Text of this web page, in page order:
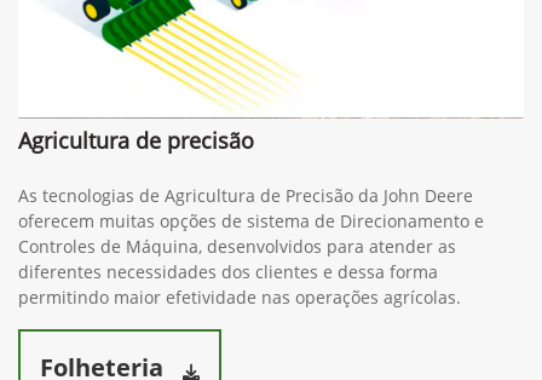
Agricultura de precisão
As tecnologias de Agricultura de Precisão da John Deere
oferecem muitas opções de sistema de Direcionamento e
Controles de Máquina, desenvolvidos para atender as
diferentes necessidades dos clientes e dessa forma
permitindo maior efetividade nas operações agrícolas.
Folheteria